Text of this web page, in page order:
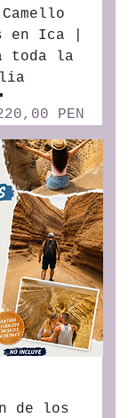
en Ica |
toda la
de oferta
PEN
de los